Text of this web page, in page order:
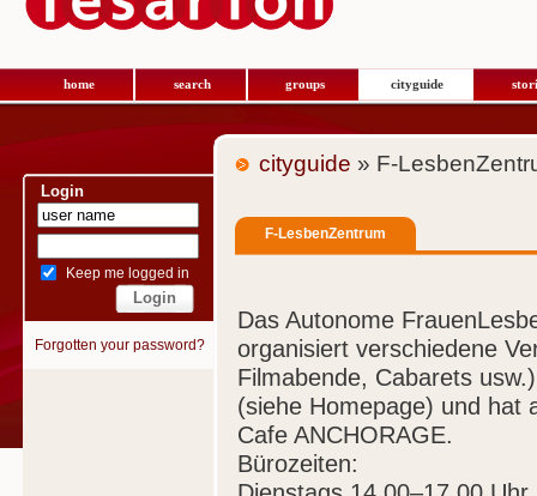
home search groups cityguide
Login
Keep me logged in
Forgotten your password?
cityguide » F-
F-LesbenZentrum
Das Autonome
organisiert verschiedene
Filmabende, Cabarets
(siehe Homepage) und hat
Cafe ANCHORAGE.
Bürozeiten: